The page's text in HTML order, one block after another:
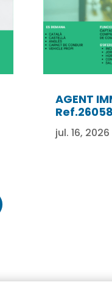
AGENT
Ref.26058
jul. 16, 2026